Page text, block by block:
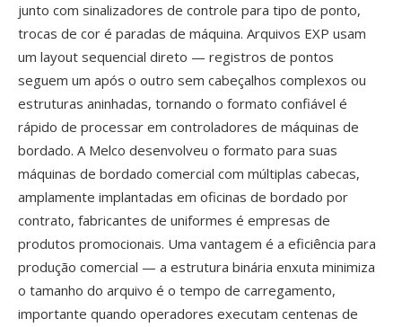
junto com sinalizadores de controle para tipo de ponto,
trocas de cor é paradas de máquina. Arquivos EXP usam
um layout sequencial direto — registros de pontos
seguem um após o outro sem cabeçalhos complexos ou
estruturas aninhadas, tornando o formato confiável é
rápido de processar em controladores de máquinas de
bordado. A Melco desenvolveu o formato para suas
máquinas de bordado comercial com múltiplas cabecas,
amplamente implantadas em oficinas de bordado por
contrato, fabricantes de uniformes é empresas de
produtos promocionais. Uma vantagem é a eficiência para
produção comercial — a estrutura binária enxuta minimiza
o tamanho do arquivo é o tempo de carregamento,
importante quando operadores executam centenas de